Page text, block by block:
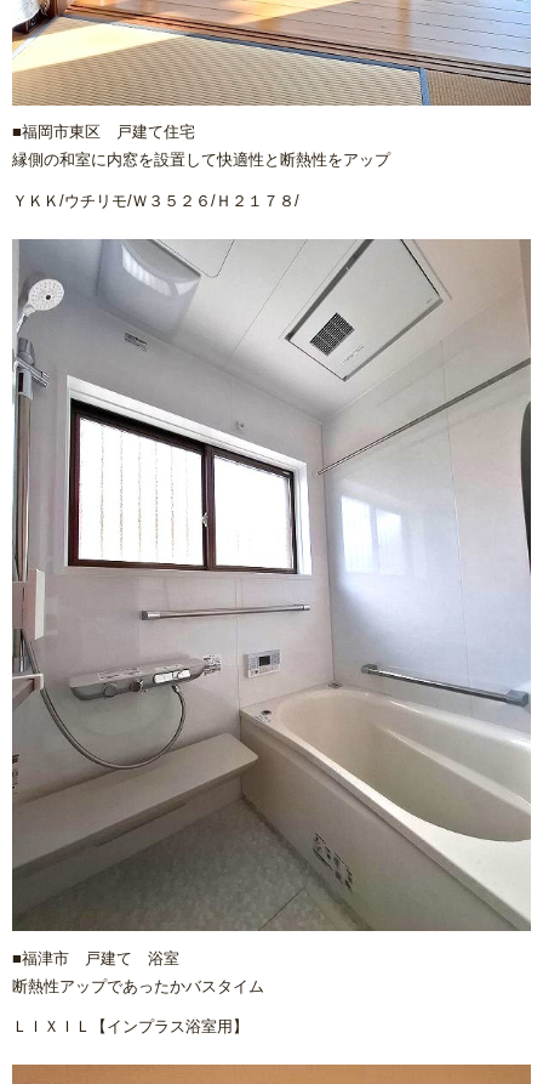
■福岡市東区 戸建て住宅
縁側の和室に内窓を設置して快適性と断熱性をアップ
ＹＫＫ/ウチリモ/Ｗ３５２６/Ｈ２１７８/
■福津市 戸建て 浴室
断熱性アップであったかバスタイム
ＬＩＸＩＬ【インプラス浴室用】